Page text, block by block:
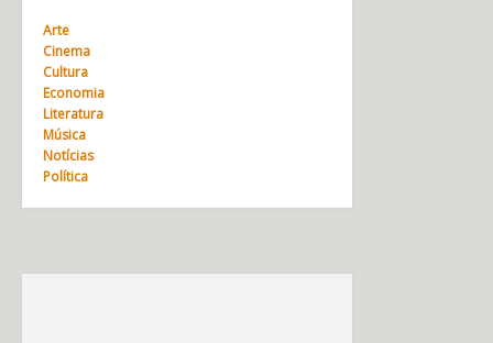
Arte
Cinema
Cultura
Economia
Literatura
Música
Notícias
Política